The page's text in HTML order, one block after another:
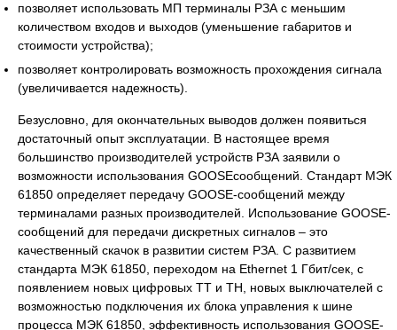
позволяет использовать МП терминалы РЗА с меньшим
количеством входов и выходов (уменьшение габаритов и
стоимости устройства);
позволяет контролировать возможность прохождения сигнала
(увеличивается надежность).
Безусловно, для окончательных выводов должен появиться
достаточный опыт эксплуатации. В настоящее время
большинство производителей устройств РЗА заявили о
возможности использования GOOSEсообщений. Стандарт МЭК
61850 определяет передачу GOOSE-сообщений между
терминалами разных производителей. Использование GOOSE-
сообщений для передачи дискретных сигналов – это
качественный скачок в развитии систем РЗА. С развитием
стандарта МЭК 61850, переходом на Ethernet 1 Гбит/сек, с
появлением новых цифровых ТТ и ТН, новых выключателей с
возможностью подключения их блока управления к шине
процесса МЭК 61850, эффективность использования GOOSE-